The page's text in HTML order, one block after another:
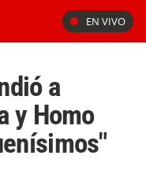
EN VIVO
a
y Homo